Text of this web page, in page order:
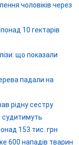
чоловіків через
10 гектарів
що показали
падали на
рідну сестру
судитимуть
153 тис. грн
600 нападів тварин